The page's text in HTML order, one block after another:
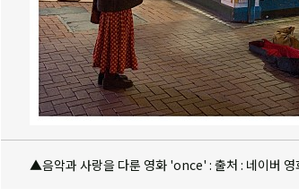
▲음악과 사랑을 다룬 영화 'once' : 출처 : 네이버 영